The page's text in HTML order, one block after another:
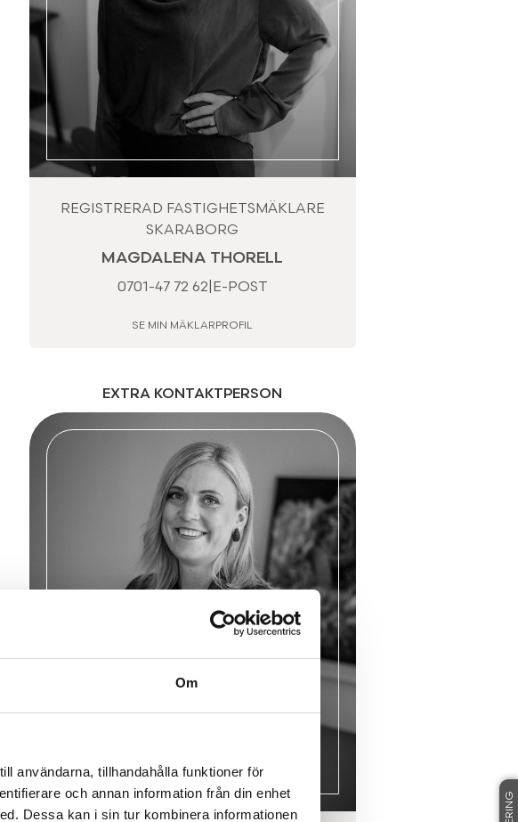
Om
användarna, tillhandahålla funktioner för
och annan information från din enhet
Dessa kan i sin tur kombinera informationen
REGISTRERAD FASTIGHETSMÄKLARE
SKARABORG
MAGDALENA THORELL
0701-47 72 62 E-POST
SE MIN MÄKLARPROFIL
EXTRA KONTAKTPERSON